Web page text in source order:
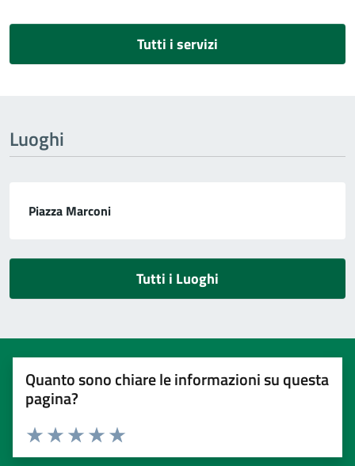
Tutti i servizi
Luoghi
Piazza Marconi
Tutti i Luoghi
Quanto sono chiare le informazioni su questa
pagina?
Valuta 5 stelle su 5
Valuta 4 stelle su 5
Valuta 3 stelle su 5
Valuta 2 stelle su 5
Valuta 1 stelle su 5